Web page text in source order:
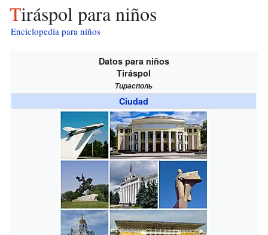
Tiráspol para niños
Enciclopedia para niños
Datos para niños
Tiráspol
Тирасполь
Ciudad